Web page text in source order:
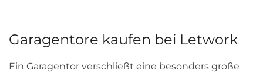
Garagentore kaufen bei Letwork
Ein Garagentor verschließt eine besonders große